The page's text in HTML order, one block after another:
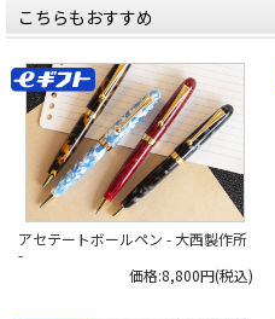
もともと大西さんは、愛媛県の出
学校を卒業した後に仕事を求めて大
阪に出て、
筆記具を製造する会社に就職し、
住み込みで働いていたそうです。
「当時は私のような住み込みが、
10人ぐらいおったかな。
先輩がね、いつも朝早く起きるか
ら、
もう眠たくて眠たくて
たまらんかったですよ（笑）。
朝起きて掃除して、ご飯食べて、
8時から18時まで働く。
お休みは月に3回しかなかったね
こちらもおすすめ
アセテートボールペン - 大西製作所
-
価格:8,800円(税込)